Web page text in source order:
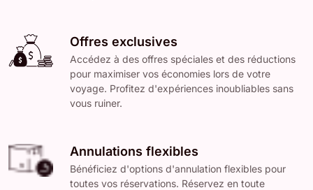
Offres exclusives
Accédez à des offres spéciales et des réductions
pour maximiser vos économies lors de votre
voyage. Profitez d'expériences inoubliables sans
vous ruiner.
Annulations flexibles
Bénéficiez d'options d'annulation flexibles pour
toutes vos réservations. Réservez en toute